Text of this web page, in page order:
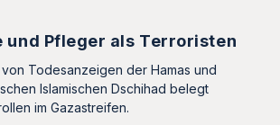
und Pfleger als Terroristen
Todesanzeigen der Hamas und
Islamischen Dschihad belegt
im Gazastreifen.